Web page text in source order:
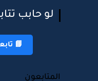
لو حابب
📘
المتابعون